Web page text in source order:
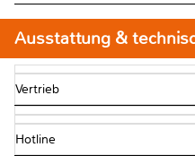
Ausstattung &
Vertrieb
Hotline